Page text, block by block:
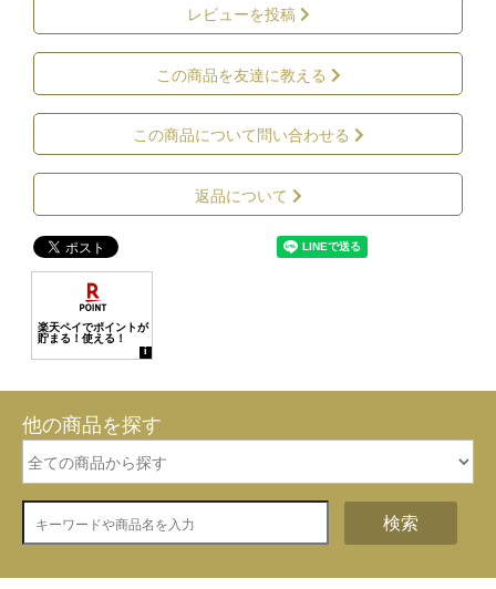
レビューを投稿
この商品を友達に教える
この商品について問い合わせる
返品について
他の商品を探す
検索